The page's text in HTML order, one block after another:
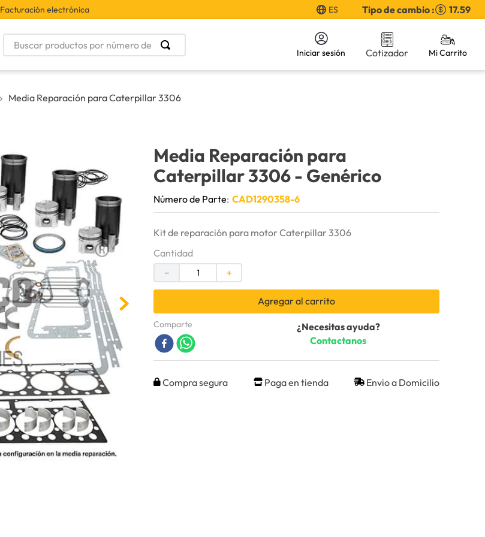
Facturación electrónica ES Tipo de cambio : 17.59
Buscar productos por número de parte
Iniciar sesión Cotizador
Media Reparación para Caterpillar 3306
Media Reparación para
Caterpillar 3306- Genérico
Número de Parte: CAD1290358-6
Kit de reparación para motor Caterpillar 3306
Cantidad
＋
－
Agregar al carrito
Comparte
¿Necesitas ayuda?
Contactanos
Compra segura Paga en tienda Envio a Domicilio